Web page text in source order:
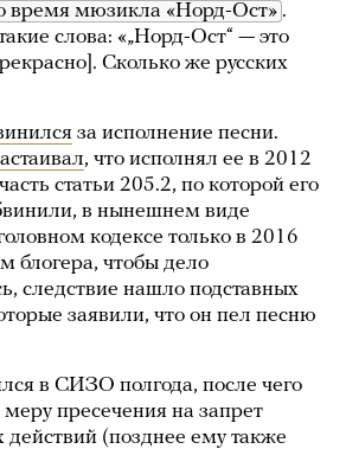
время мюзикла «Норд-Ост» .
слова: «„Норд-Ост“ — это
Сколько же русских
за исполнение песни.
, что исполнял ее в 2012
статьи 205.2, по которой его
в нынешнем виде
кодексе только в 2016
блогера, чтобы дело
следствие нашло подставных
заявили, что он пел песню
в СИЗО полгода, после чего
меру пресечения на запрет
(позднее ему также